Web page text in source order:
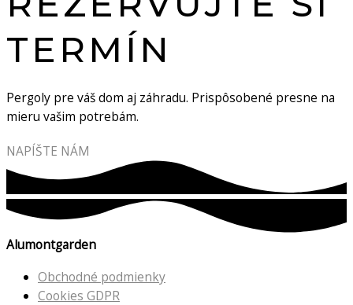
TERMÍN
Pergoly pre váš dom aj záhradu. Prispôsobené presne na
mieru vašim potrebám.
NAPÍŠTE NÁM
Alumontgarden
Obchodné podmienky
Cookies GDPR